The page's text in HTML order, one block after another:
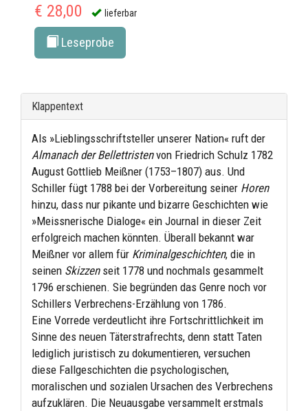
€ 28,00 lieferbar
Leseprobe
Klappentext
Als »Lieblingsschriftsteller unserer Nation« ruft der
Almanach der Bellettristenvon Friedrich Schulz 1782
August Gottlieb Meißner (1753–1807) aus. Und
Schiller fügt 1788 bei der Vorbereitung seiner Horen
hinzu, dass nur pikante und bizarre Geschichten wie
»Meissnerische Dialoge« ein Journal in dieser Zeit
erfolgreich machen könnten. Überall bekannt war
Meißner vor allem für Kriminalgeschichten, die in
seinen Skizzenseit 1778 und nochmals gesammelt
1796 erschienen. Sie begründen das Genre noch vor
Schillers Verbrechens-Erzählung von 1786.
Eine Vorrede verdeutlicht ihre Fortschrittlichkeit im
Sinne des neuen Täterstrafrechts, denn statt Taten
lediglich juristisch zu dokumentieren, versuchen
diese Fallgeschichten die psychologischen,
moralischen und sozialen Ursachen des Verbrechens
aufzuklären. Die Neuausgabe versammelt erstmals